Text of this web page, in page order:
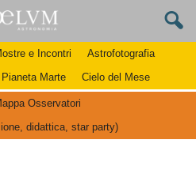
e Incontri
Astrofotografia
Pianeta Marte Cielo del Mese
Osservatori
didattica, star party)